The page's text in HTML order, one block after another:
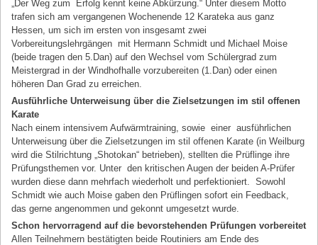
„Der Weg zum Erfolg kennt keine Abkürzung.“ Unter diesem Motto
trafen sich am vergangenen Wochenende 12 Karateka aus ganz
Hessen, um sich im ersten von insgesamt zwei
Vorbereitungslehrgängen mit Hermann Schmidt und Michael Moise
(beide tragen den 5.Dan) auf den Wechsel vom Schülergrad zum
Meistergrad in der Windhofhalle vorzubereiten (1.Dan) oder einen
höheren Dan Grad zu erreichen.
Ausführliche Unterweisung über die Zielsetzungen im stil offenen
Karate
Nach einem intensivem Aufwärmtraining, sowie einer ausführlichen
Unterweisung über die Zielsetzungen im stil offenen Karate (in Weilburg
wird die Stilrichtung „Shotokan“ betrieben), stellten die Prüflinge ihre
Prüfungsthemen vor. Unter den kritischen Augen der beiden A-Prüfer
wurden diese dann mehrfach wiederholt und perfektioniert. Sowohl
Schmidt wie auch Moise gaben den Prüflingen sofort ein Feedback,
das gerne angenommen und gekonnt umgesetzt wurde.
Schon hervorragend auf die bevorstehenden Prüfungen vorbereitet
Allen Teilnehmern bestätigten beide Routiniers am Ende des